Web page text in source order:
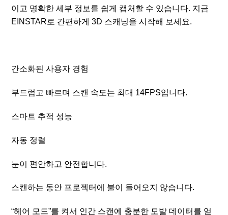
이고 명확한 세부 정보를 쉽게 캡처할 수 있습니다. 지금
EINSTAR로 간편하게 3D 스캐닝을 시작해 보세요.
간소화된 사용자 경험
부드럽고 빠르며 스캔 속도는 최대 14FPS입니다.
스마트 추적 성능
자동 정렬
눈이 편안하고 안전합니다.
스캔하는 동안 프로젝터에 불이 들어오지 않습니다.
“헤어 모드”를 켜서 인간 스캔에 충분한 모발 데이터를 얻